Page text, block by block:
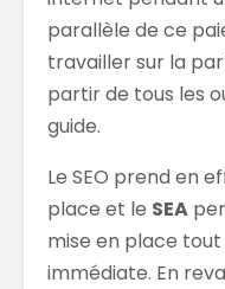
parallèle de ce
travailler sur la
partir de tous les
guide.
Le SEO prend en
place et le SEA
mise en place
immédiate. En